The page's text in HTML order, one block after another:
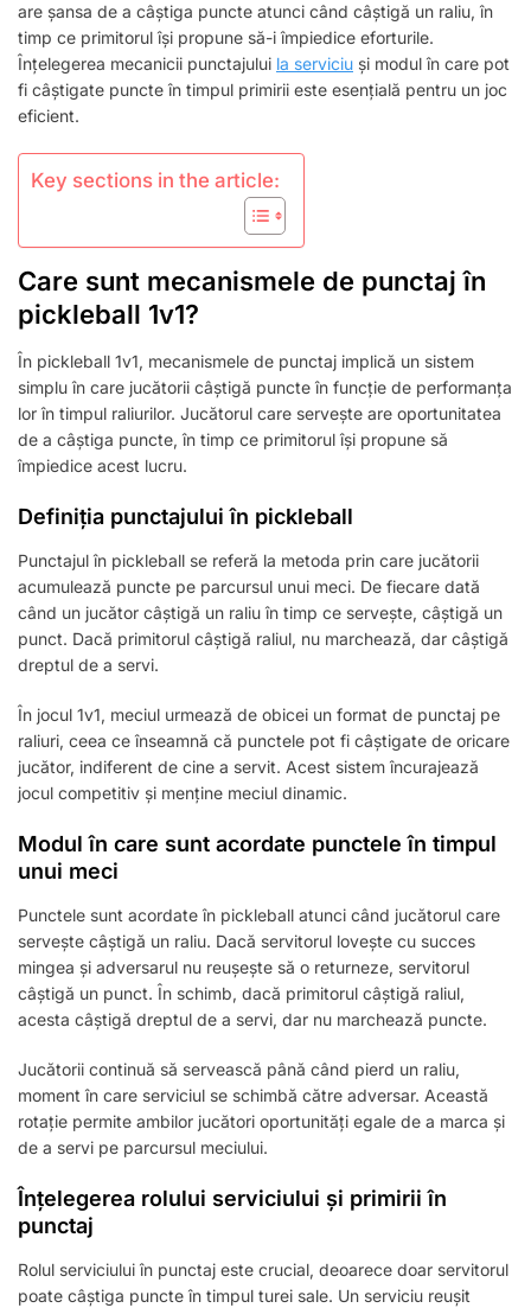
SERVICIU,
SCORURI
PRIMIRE,
ROTIRI
are șansa de a câștiga puncte atunci când câștigă un raliu, în
timp ce primitorul își propune să-i împiedice eforturile.
Înțelegerea mecanicii punctajului la serviciu și modul în care pot
fi câștigate puncte în timpul primirii este esențială pentru un joc
eficient.
Key sections in the article:
Care sunt mecanismele de punctaj în
pickleball 1v1?
În pickleball 1v1, mecanismele de punctaj implică un sistem
simplu în care jucătorii câștigă puncte în funcție de performanța
lor în timpul raliurilor. Jucătorul care servește are oportunitatea
de a câștiga puncte, în timp ce primitorul își propune să
împiedice acest lucru.
Definiția punctajului în pickleball
Punctajul în pickleball se referă la metoda prin care jucătorii
acumulează puncte pe parcursul unui meci. De fiecare dată
când un jucător câștigă un raliu în timp ce servește, câștigă un
punct. Dacă primitorul câștigă raliul, nu marchează, dar câștigă
dreptul de a servi.
În jocul 1v1, meciul urmează de obicei un format de punctaj pe
raliuri, ceea ce înseamnă că punctele pot fi câștigate de oricare
jucător, indiferent de cine a servit. Acest sistem încurajează
jocul competitiv și menține meciul dinamic.
Modul în care sunt acordate punctele în timpul
unui meci
Punctele sunt acordate în pickleball atunci când jucătorul care
servește câștigă un raliu. Dacă servitorul lovește cu succes
mingea și adversarul nu reușește să o returneze, servitorul
câștigă un punct. În schimb, dacă primitorul câștigă raliul,
acesta câștigă dreptul de a servi, dar nu marchează puncte.
Jucătorii continuă să servească până când pierd un raliu,
moment în care serviciul se schimbă către adversar. Această
rotație permite ambilor jucători oportunități egale de a marca și
de a servi pe parcursul meciului.
Înțelegerea rolului serviciului și primirii în
punctaj
Rolul serviciului în punctaj este crucial, deoarece doar servitorul
poate câștiga puncte în timpul turei sale. Un serviciu reușit